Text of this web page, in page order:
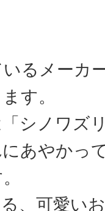
るメーカ
す。
シノワズ
あやかっ
、可愛い